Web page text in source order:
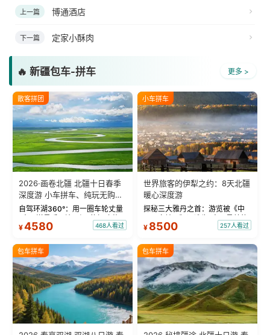
上一篇 博通酒店
下一篇 定家小酥肉
🔥 新疆包车-拼车 更多 >
散客拼团
2026·画卷北疆 北疆十日春季
深度游 小车拼车、纯玩无购
物！
自驾环湖360°：用一圈车轮丈量
“大西洋最后一滴眼泪”的极致蔚
蓝。 赛湖旅拍：甄选多款风格服
绝美瞬间。 赛湖坦克300跟车视
频：专业摄影师...
¥4580 468人看过
小车拼车
世界旅客的伊犁之约：8天北疆
暖心深度游
探秘三大雅丹之首：游览被《中
国国家地理》评选为“中国最美的
三大雅丹”第一名的克拉玛依魔鬼
瓦人最大村落——禾木村，欣赏
晨雾与小木...
¥ 8500 257人看过
包车拼车 包车拼车